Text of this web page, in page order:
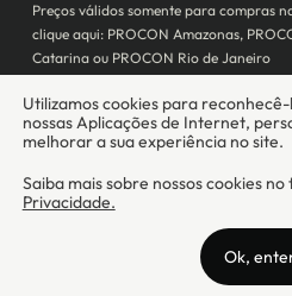
Preços válidos somente para compras
clique aqui: PROCON Amazonas,
Catarina ou PROCON Rio de Janeiro
prestando os serviços de abertura de
crédito), conforme a regulação vigente.